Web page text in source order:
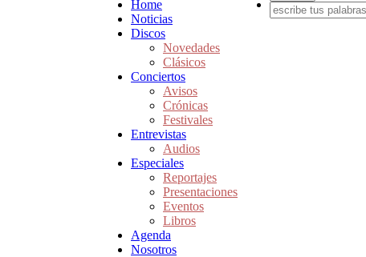
Home
Noticias
Discos
Novedades
Clásicos
Conciertos
Avisos
Crónicas
Festivales
Entrevistas
Audios
Especiales
Reportajes
Presentaciones
Eventos
Libros
Agenda
Nosotros